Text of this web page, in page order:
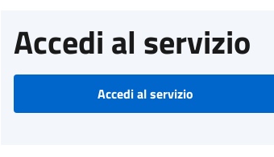
Accedi al servizio
Accedi al servizio